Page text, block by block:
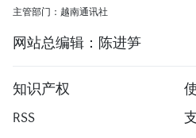
主管部门：越南通讯社
网站总编辑：陈进笋
知识产权
RSS